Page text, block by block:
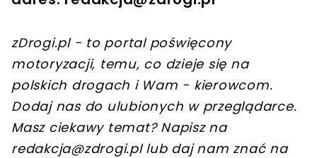
zDrogi.pl - to portal poświęcony
motoryzacji, temu, co dzieje się na
polskich drogach i Wam - kierowcom.
Dodaj nas do ulubionych w przeglądarce.
Masz ciekawy temat? Napisz na
redakcja@zdrogi.pllub daj nam znać na